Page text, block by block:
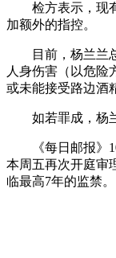
检方表示，现有
加额外的指控。
目前，杨兰兰总
人身伤害（以危险
或未能接受路边酒
如若罪成，杨兰
《每日邮报》10
本周五再次开庭审
临最高7年的监禁。